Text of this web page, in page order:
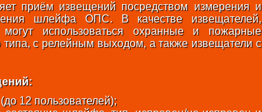
приём извещений посредством измерения и
шлейфа ОПС. В качестве извещателей,
использоваться охранные и пожарные
типа, с релейным выходом, а также извещатели с
12 пользователей);